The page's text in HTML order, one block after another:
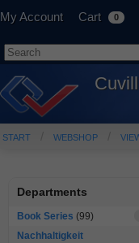
My Account Cart 0
START WEBSHOP
Departments
Book Series (99)
Nachhaltigkeit